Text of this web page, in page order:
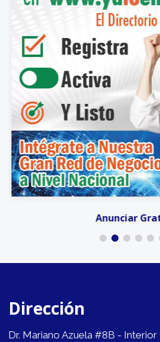
Anunciar
Dirección
Dr. Mariano Azuela #8B - Interior